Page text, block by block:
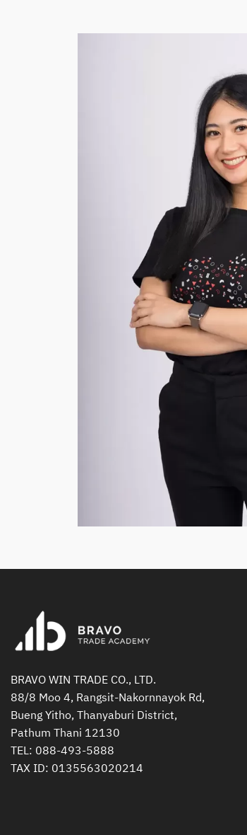
BRAVO WIN TRADE CO., LTD.
88/8 Moo 4, Rangsit-Nakornnayok Rd,
Bueng Yitho, Thanyaburi District,
Pathum Thani 12130
TEL: 088-493-5888
TAX ID: 0135563020214